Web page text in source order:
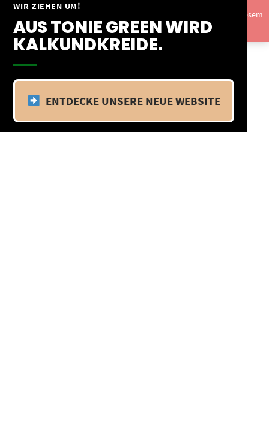
WIR ZIEHEN UM!
AUS TONIE GREEN WIRD
KALKUNDKREIDE.
ENTDECKE UNSERE NEUE WEBSITE
Springe
Inhalt
Vom 09.04.25 - 20.04.25 befinden wir uns im Betriebsurlaub. In diesem
Zeitraum findet kein Versand statt.Ausblenden